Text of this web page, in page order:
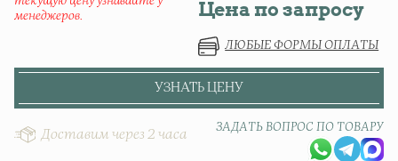
менеджеров.
Цена по запросу
ЛЮБЫЕ ФОРМЫ ОПЛАТЫ
УЗНАТЬ ЦЕНУ
Доставим через 2 часа
ЗАДАТЬ ВОПРОС ПО ТОВАРУ